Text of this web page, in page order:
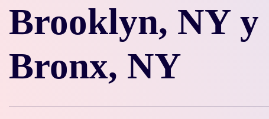
Brooklyn, NY y
Bronx, NY